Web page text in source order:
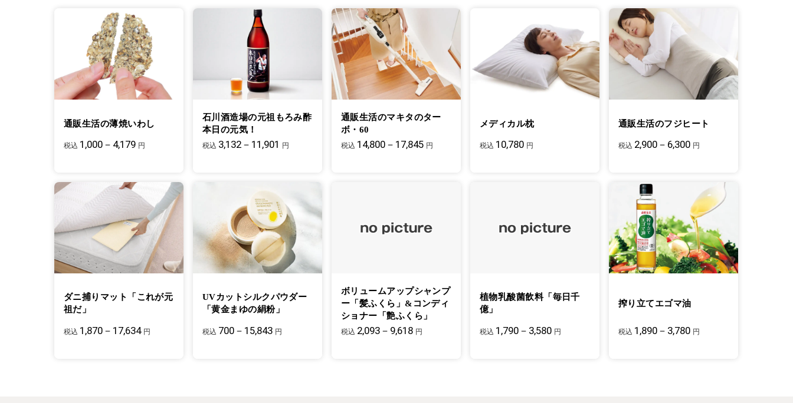
通販生活の薄焼いわし
税込 1,000－4,179 円
石川酒造場の元祖もろみ酢
本日の元気！
税込 3,132－11,901 円
通販生活のマキタのター
ボ・60
税込 14,800－17,845 円
メディカル枕
税込 10,780 円
通販生活のフジヒート
税込 2,900－6,300 円
ダニ捕りマット「これが元
祖だ」
税込 1,870－17,634 円
UVカットシルクパウダー
「黄金まゆの絹粉」
税込 700－15,843 円
ボリュームアップシャンプ
ー「髪ふくら」&コンディ
ショナー「艶ふくら」
税込 2,093－9,618 円
植物乳酸菌飲料「毎日千
億」
税込 1,790－3,580 円
搾り立てエゴマ油
税込 1,890－3,780 円